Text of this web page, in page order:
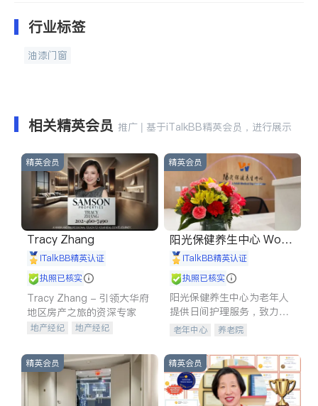
行业标签
油漆门窗
相关精英会员 推广 | 基于iTalkBB精英会员，进行展示
精英会员
Tracy Zhang
iTalkBB精英认证
执照已核实
Tracy Zhang - 引领大华府
地区房产之旅的资深专家
地产经纪
地产经纪
商铺租售
开发商建商
精英会员
阳光保健养生中心 World
shine
iTalkBB精英认证
执照已核实
阳光保健养生中心为老年人
提供日间护理服务，致力于
通过持续的护理创新来有效
老年中心 养老院
精英会员 精英会员